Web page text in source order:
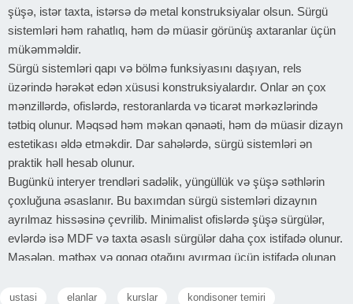
şüşə, istər taxta, istərsə də metal konstruksiyalar olsun. Sürgü
sistemləri həm rahatlıq, həm də müasir görünüş axtaranlar üçün
mükəmməldir.
Sürgü sistemləri qapı və bölmə funksiyasını daşıyan, rels
üzərində hərəkət edən xüsusi konstruksiyalardır. Onlar ən çox
mənzillərdə, ofislərdə, restoranlarda və ticarət mərkəzlərində
tətbiq olunur. Məqsəd həm məkan qənaəti, həm də müasir dizayn
estetikası əldə etməkdir. Dar sahələrdə, sürgü sistemləri ən
praktik həll hesab olunur.
Bugünkü interyer trendləri sadəlik, yüngüllük və şüşə səthlərin
çoxluğuna əsaslanır. Bu baxımdan sürgü sistemləri dizaynın
ayrılmaz hissəsinə çevrilib. Minimalist ofislərdə şüşə sürgülər,
evlərdə isə MDF və taxta əsaslı sürgülər daha çox istifadə olunur.
Məsələn, mətbəx və qonaq otağını ayırmaq üçün istifadə olunan
geniş göstərir. Ofis şəraitində isə bölmə sistemləri həm işçilər
ustasi elanlar kurslar kondisoner temiri